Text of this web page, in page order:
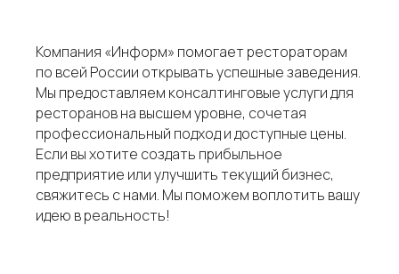
Компания «Информ» помогает рестораторам
по всей России открывать успешные заведения.
Мы предоставляем консалтинговые услуги для
ресторанов на высшем уровне, сочетая
профессиональный подход и доступные цены.
Если вы хотите создать прибыльное
предприятие или улучшить текущий бизнес,
свяжитесь с нами. Мы поможем воплотить вашу
идею в реальность!